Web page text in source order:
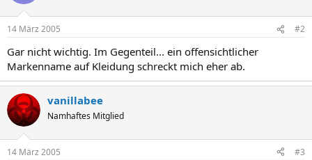
14 März 2005 #2
Gar nicht wichtig. Im Gegenteil... ein offensichtlicher
Markenname auf Kleidung schreckt mich eher ab.
vanillabee
Namhaftes Mitglied
14 März 2005 #3